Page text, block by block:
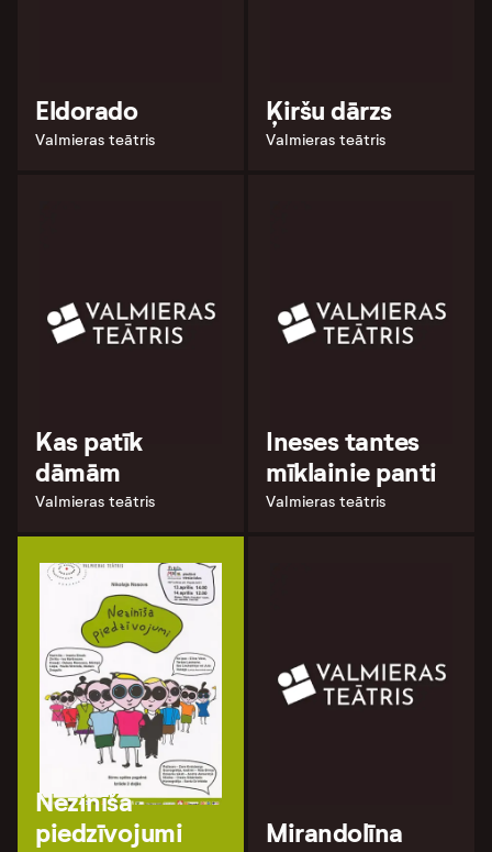
Eldorado
Valmieras teātris
Ķiršu dārzs
Valmieras teātris
Kas patīk
dāmām
Valmieras teātris
Ineses tantes
mīklainie panti
Valmieras teātris
Nezinīša
piedzīvojumi
Mirandolīna